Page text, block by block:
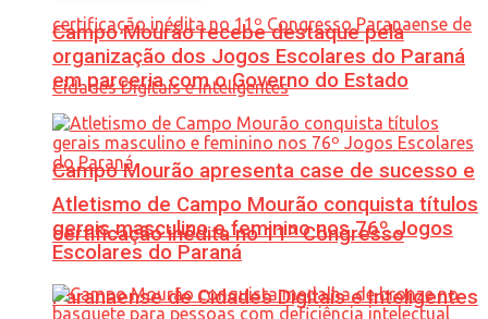
Campo Mourão apresenta case de sucesso e
certificação inédita no 11º Congresso
Paranaense de Cidades Digitais e Inteligentes
Campo Mourão recebe destaque pela
organização dos Jogos Escolares do Paraná
em parceria com o Governo do Estado
Atletismo de Campo Mourão conquista títulos
gerais masculino e feminino nos 76º Jogos
Escolares do Paraná